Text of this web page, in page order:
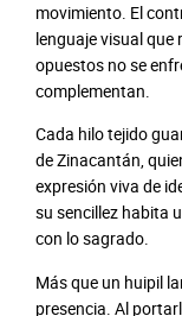
movimiento. El
lenguaje visual
opuestos no se
complementan.
Cada hilo tejido
de Zinacantán,
expresión viva de
su sencillez habita
con lo sagrado.
Más que un huipil
presencia. Al